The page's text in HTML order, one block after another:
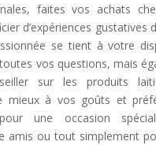
faites vos achats
d’expériences gustatives
se tient à votre
vos questions, mais
sur les produits
mieux à vos goûts et
une occasion
amis ou tout simplement